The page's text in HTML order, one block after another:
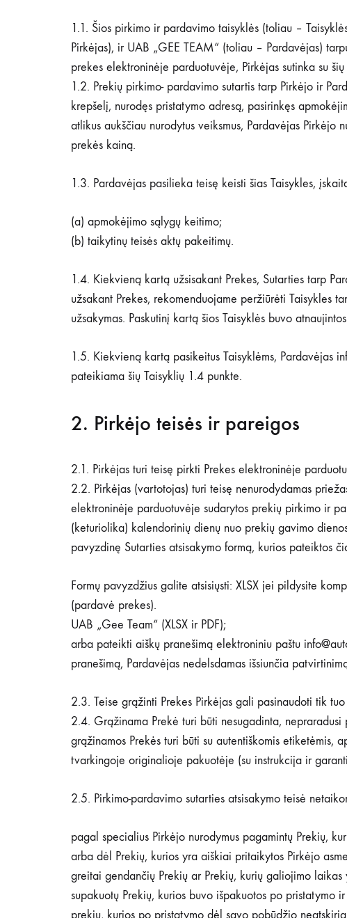
1.1. Šios pirkimo ir pardavimo taisyklės (toliau –
Pirkėjas), ir UAB „GEE TEAM“ (toliau – Pardavėjas)
prekes elektroninėje parduotuvėje, Pirkėjas sutinka su
1.2. Prekių pirkimo- pardavimo sutartis tarp Pirkėjo ir
krepšelį, nurodęs pristatymo adresą, pasirinkęs
atlikus aukščiau nurodytus veiksmus, Pardavėjas
prekės kainą.
1.3. Pardavėjas pasilieka teisę keisti šias Taisykles,
(a) apmokėjimo sąlygų keitimo;
(b) taikytinų teisės aktų pakeitimų.
1.4. Kiekvieną kartą užsisakant Prekes, Sutarties tarp
užsakant Prekes, rekomenduojame peržiūrėti Taisykles
užsakymas. Paskutinį kartą šios Taisyklės buvo
1.5. Kiekvieną kartą pasikeitus Taisyklėms, Pardavėjas
pateikiama šių Taisyklių 1.4 punkte.
2. Pirkėjo teisės ir pareigos
2.1. Pirkėjas turi teisę pirkti Prekes elektroninėje
2.2. Pirkėjas (vartotojas) turi teisę nenurodydamas
elektroninėje parduotuvėje sudarytos prekių pirkimo ir
(keturiolika) kalendorinių dienų nuo prekių gavimo
pavyzdinę Sutarties atsisakymo formą, kurios pateiktos
Formų pavyzdžius galite atsisiųsti: XLSX jei pildysite
(pardavė prekes).
UAB „Gee Team“ (XLSX ir PDF);
arba pateikti aiškų pranešimą elektroniniu paštu
pranešimą, Pardavėjas nedelsdamas išsiunčia
2.3. Teise grąžinti Prekes Pirkėjas gali pasinaudoti tik
2.4. Grąžinama Prekė turi būti nesugadinta,
grąžinamos Prekės turi būti su autentiškomis
tvarkingoje originalioje pakuotėje (su instrukcija ir
2.5. Pirkimo-pardavimo sutarties atsisakymo teisė
pagal specialius Pirkėjo nurodymus pagamintų Prekių,
arba dėl Prekių, kurios yra aiškiai pritaikytos Pirkėjo
greitai gendančių Prekių ar Prekių, kurių galiojimo laikas
supakuotų Prekių, kurios buvo išpakuotos po pristatymo
prekių, kurios po pristatymo dėl savo pobūdžio